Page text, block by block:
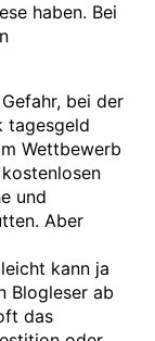
haben. Bei
bei der
tagesgeld
Wettbewerb
und
Aber
kann ja
Blogleser ab
das